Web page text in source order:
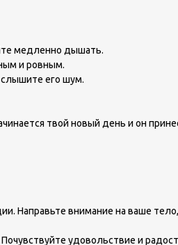
медленно дышать.
и ровным.
слышите его шум.
твой новый день и он
внимание на ваше тело,
удовольствие и